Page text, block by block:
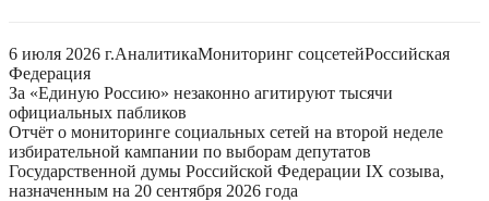
6 июля 2026 г.АналитикаМониторинг соцсетейРоссийская
Федерация
За «Единую Россию» незаконно агитируют тысячи
официальных пабликов
Отчёт о мониторинге социальных сетей на второй неделе
избирательной кампании по выборам депутатов
Государственной думы Российской Федерации IX созыва,
назначенным на 20 сентября 2026 года